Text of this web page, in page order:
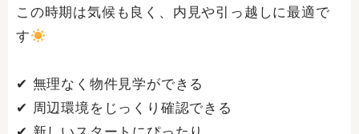
この時期は気候も良く、内見や引っ越しに最適で
す
✔ 無理なく物件見学ができる
✔ 周辺環境をじっくり確認できる